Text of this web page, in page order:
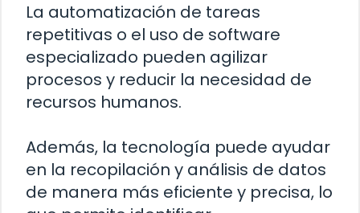
La automatización de tareas
repetitivas o el uso de software
especializado pueden agilizar
procesos y reducir la necesidad de
recursos humanos.
Además, la tecnología puede ayudar
en la recopilación y análisis de datos
de manera más eficiente y precisa, lo